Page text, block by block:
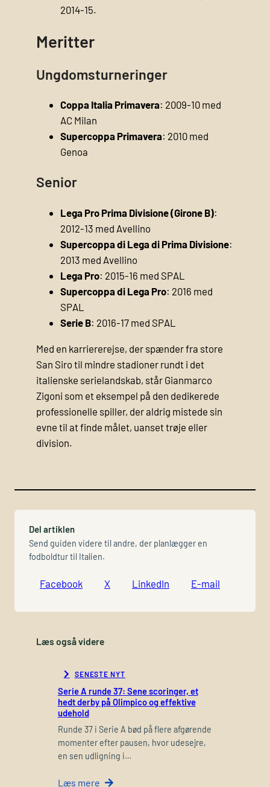
2014-15.
Meritter
Ungdomsturneringer
Coppa Italia Primavera: 2009-10 med
AC Milan
Supercoppa Primavera: 2010 med
Genoa
Senior
Lega Pro Prima Divisione (Girone B):
2012-13 med Avellino
Supercoppa di Lega di Prima Divisione:
2013 med Avellino
Lega Pro: 2015-16 med SPAL
Supercoppa di Lega Pro: 2016 med
SPAL
Serie B: 2016-17 med SPAL
Med en karriererejse, der spænder fra store
San Siro til mindre stadioner rundt i det
italienske serielandskab, står Gianmarco
Zigoni som et eksempel på den dedikerede
professionelle spiller, der aldrig mistede sin
evne til at finde målet, uanset trøje eller
division.
Del artiklen
Send guiden videre til andre, der planlægger en
fodboldtur til Italien.
Facebook X LinkedIn E-mail
Læs også videre
SENESTE NYT
Serie A runde 37: Sene scoringer, et
hedt derby på Olimpico og effektive
udehold
Runde 37 i Serie A bød på flere afgørende
momenter efter pausen, hvor udesejre,
en sen udligning i…
Læs mere